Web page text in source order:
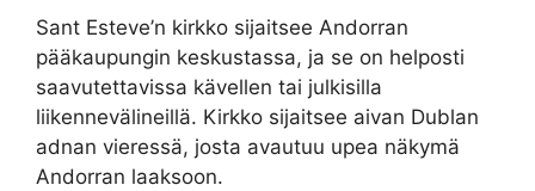
Sant Esteve’n kirkko sijaitsee Andorran
pääkaupungin keskustassa, ja se on helposti
saavutettavissa kävellen tai julkisilla
liikennevälineillä. Kirkko sijaitsee aivan Dublan
adnan vieressä, josta avautuu upea näkymä
Andorran laaksoon.